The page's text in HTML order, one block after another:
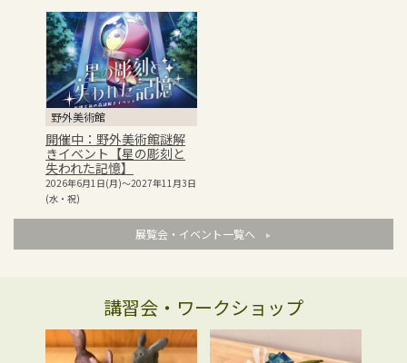
開催中：野外美術館謎解きイベント【星の彫
刻と失われた記憶】
2026年6月1日(月)～2027年11月3日(水・祝)
公開：2026年4月22日(水曜日) ─── …
2025年4月29日(火・祝)～2026年11月3日(火・祝)
更新：2026年4月29日(水曜日) &nbs…
野外美術館
開催中：野外美術館謎解
きイベント【星の彫刻と
失われた記憶】
2026年6月1日(月)～2027年11月3日
(水・祝)
展覧会・イベント一覧へ
講習会・ワークショップ